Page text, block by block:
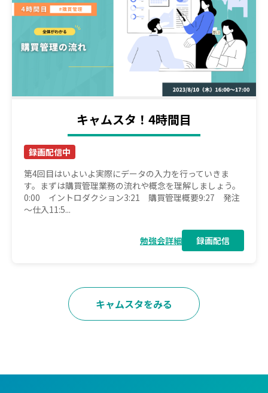
キャムスタ！4時間目
録画配信中
第4回目はいよいよ実際にデータの入力を行っていきま
す。まずは購買管理業務の流れや概念を理解しましょう。
0:00 イントロダクション3:21 購買管理概要9:27 発注
～仕入11:5...
勉強会詳細 録画配信
キャムスタをみる